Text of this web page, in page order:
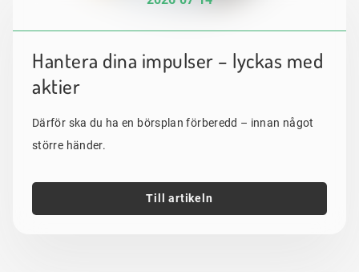
Hantera dina impulser – lyckas med
aktier
Därför ska du ha en börsplan förberedd – innan något
större händer.
Till artikeln